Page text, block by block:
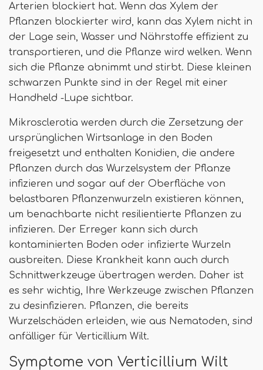
Arterien blockiert hat. Wenn das Xylem der
Pflanzen blockierter wird, kann das Xylem nicht in
der Lage sein, Wasser und Nährstoffe effizient zu
transportieren, und die Pflanze wird welken. Wenn
sich die Pflanze abnimmt und stirbt. Diese kleinen
schwarzen Punkte sind in der Regel mit einer
Handheld -Lupe sichtbar.
Mikrosclerotia werden durch die Zersetzung der
ursprünglichen Wirtsanlage in den Boden
freigesetzt und enthalten Konidien, die andere
Pflanzen durch das Wurzelsystem der Pflanze
infizieren und sogar auf der Oberfläche von
belastbaren Pflanzenwurzeln existieren können,
um benachbarte nicht resilientierte Pflanzen zu
infizieren. Der Erreger kann sich durch
kontaminierten Boden oder infizierte Wurzeln
ausbreiten. Diese Krankheit kann auch durch
Schnittwerkzeuge übertragen werden. Daher ist
es sehr wichtig, Ihre Werkzeuge zwischen Pflanzen
zu desinfizieren. Pflanzen, die bereits
Wurzelschäden erleiden, wie aus Nematoden, sind
anfälliger für Verticillium Wilt.
Symptome von Verticillium Wilt